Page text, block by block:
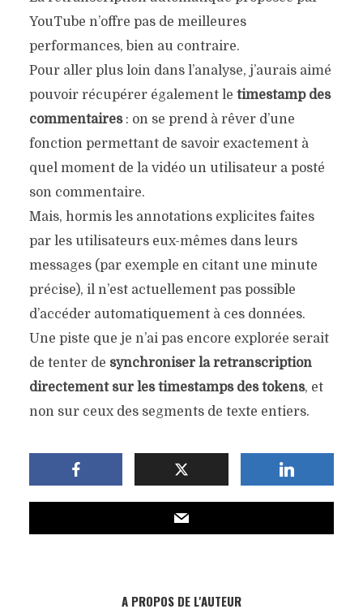
YouTube n’offre pas de meilleures
performances, bien au contraire.
Pour aller plus loin dans l’analyse, j’aurais aimé
pouvoir récupérer également le timestamp des
commentaires: on se prend à rêver d’une
fonction permettant de savoir exactement à
quel moment de la vidéo un utilisateur a posté
son commentaire.
Mais, hormis les annotations explicites faites
par les utilisateurs eux-mêmes dans leurs
messages (par exemple en citant une minute
précise), il n’est actuellement pas possible
d’accéder automatiquement à ces données.
Une piste que je n’ai pas encore explorée serait
de tenter de synchroniser la retranscription
directement sur les timestamps des tokens, et
non sur ceux des segments de texte entiers.
A PROPOS DE L'AUTEUR